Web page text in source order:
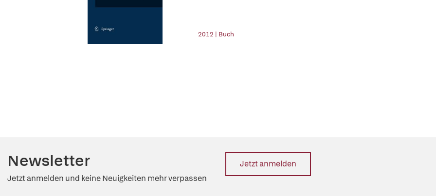
2012 | Buch
Newsletter
Jetzt anmelden und keine Neuigkeiten mehr verpassen
Jetzt anmelden